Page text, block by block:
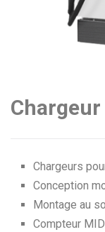
Chargeurs
Conception
Montage au sol
Compteur MID